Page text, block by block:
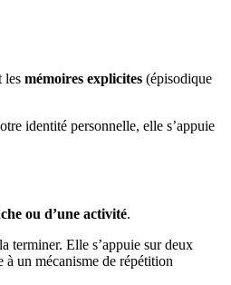
les mémoires explicites (épisodique
identité personnelle, elle s’appuie
ou d’une activité.
terminer. Elle s’appuie sur deux
un mécanisme de répétition